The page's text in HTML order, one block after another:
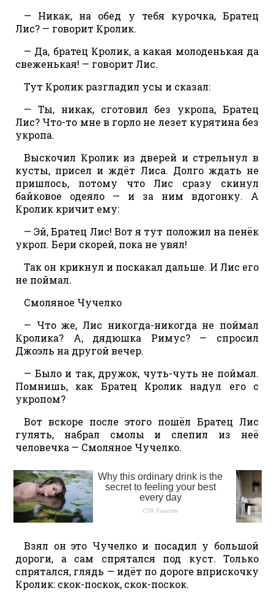
— Никак, на обед у тебя курочка, Братец
Лис? — говорит Кролик.
— Да, братец Кролик, а какая молоденькая да
свеженькая! — говорит Лис.
Тут Кролик разгладил усы и сказал:
— Ты, никак, сготовил без укропа, Братец
Лис? Что-то мне в горло не лезет курятина без
укропа.
Выскочил Кролик из дверей и стрельнул в
кусты, присел и ждёт Лиса. Долго ждать не
пришлось, потому что Лис сразу скинул
байковое одеяло — и за ним вдогонку. А
Кролик кричит ему:
— Эй, Братец Лис! Вот я тут положил на пенёк
укроп. Бери скорей, пока не увял!
Так он крикнул и поскакал дальше. И Лис его
не поймал.
Смоляное Чучелко
— Что же, Лис никогда-никогда не поймал
Кролика? А, дядюшка Римус? — спросил
Джоэль на другой вечер.
— Было и так, дружок, чуть-чуть не поймал.
Помнишь, как Братец Кролик надул его с
укропом?
Вот вскоре после этого пошёл Братец Лис
гулять, набрал смолы и слепил из неё
человечка — Смоляное Чучелко.
Взял он это Чучелко и посадил у большой
дороги, а сам спрятался под куст. Только
спрятался, глядь — идёт по дороге вприскочку
Кролик: скок-поскок, скок-поскок.